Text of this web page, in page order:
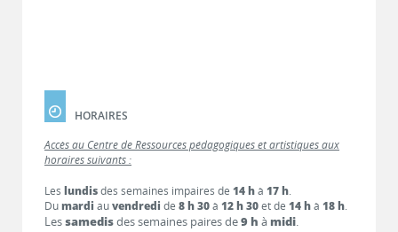
HORAIRES
Accès au Centre de Ressources pédagogiques et artistiques aux
horaires suivants :
Les lundisdes semaines impaires de 14 hà 17 h.
Dumardi auvendredi de 8 h 30à 12 h 30et de 14 hà 18 h.
Lessamedisdes semaines paires de9 h à midi.